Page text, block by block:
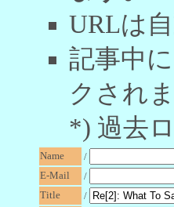
URLは
記事中
クされ
*) 過去
Name
/
E-Mail
/
Title
/